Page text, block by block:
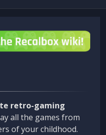
retro-gaming
all the games from
of your childhood.